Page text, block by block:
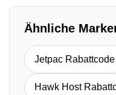
Ähnliche
Jetpac Rabattcode
Hawk Host